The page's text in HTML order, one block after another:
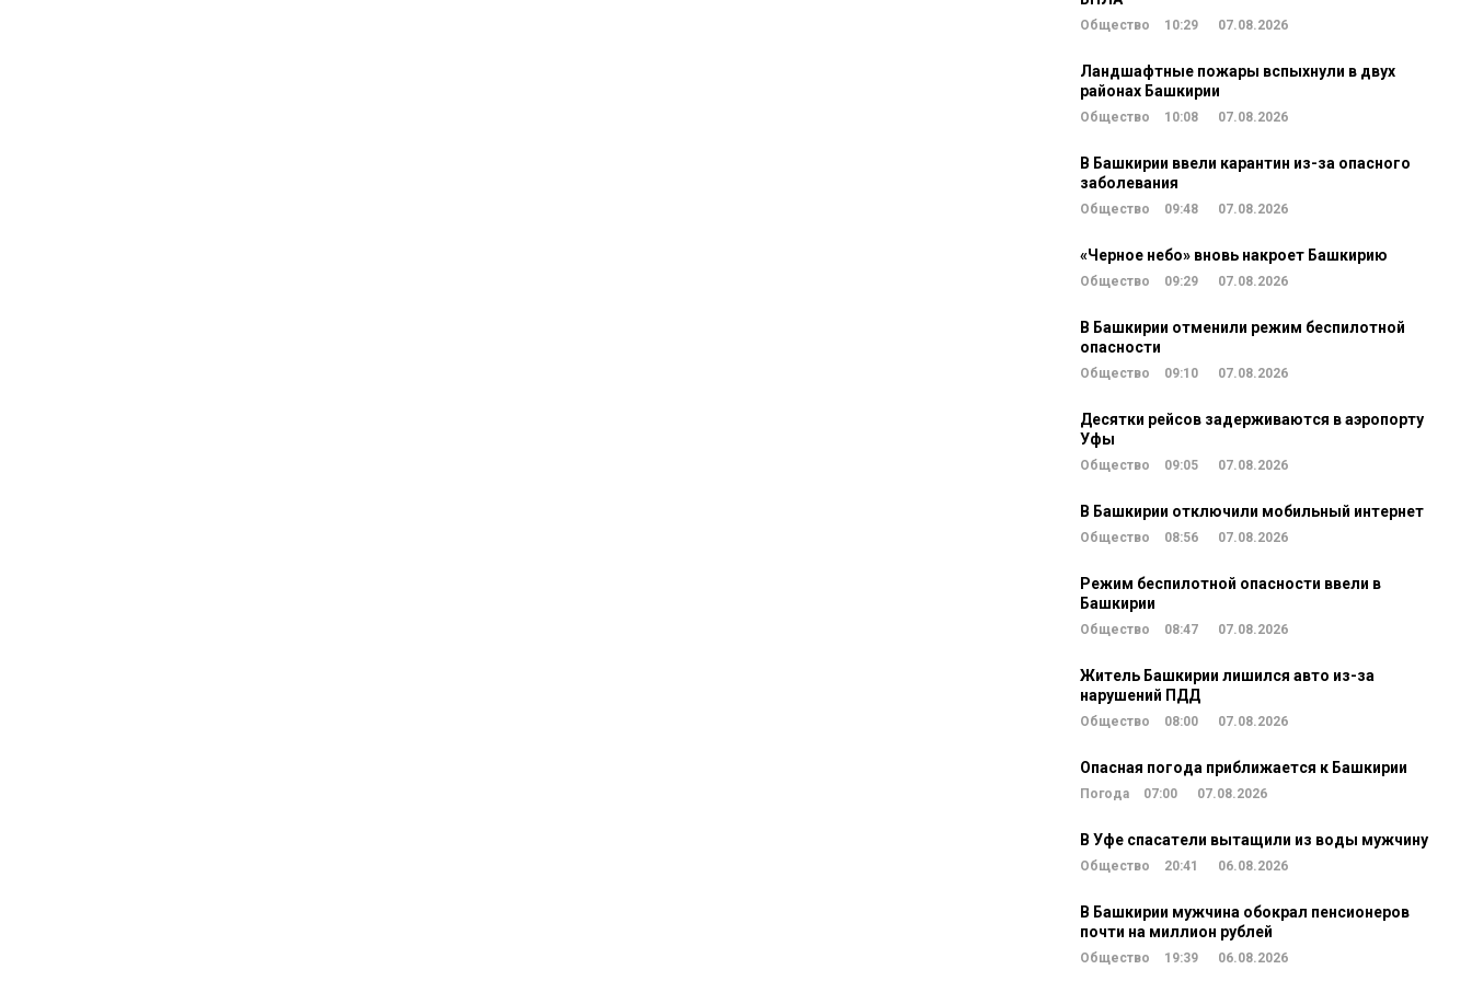
Общество 10:29 07.08.2026
Ландшафтные пожары вспыхнули в двух
районах Башкирии
Общество 10:08 07.08.2026
В Башкирии ввели карантин из-за опасного
заболевания
Общество 09:48 07.08.2026
«Черное небо» вновь накроет Башкирию
Общество 09:29 07.08.2026
В Башкирии отменили режим беспилотной
опасности
Общество 09:10 07.08.2026
Десятки рейсов задерживаются в аэропорту
Уфы
Общество 09:05 07.08.2026
В Башкирии отключили мобильный интернет
Общество 08:56 07.08.2026
Режим беспилотной опасности ввели в
Башкирии
Общество 08:47 07.08.2026
Житель Башкирии лишился авто из-за
нарушений ПДД
Общество 08:00 07.08.2026
Опасная погода приближается к Башкирии
Погода 07:00 07.08.2026
В Уфе спасатели вытащили из воды мужчину
Общество 20:41 06.08.2026
В Башкирии мужчина обокрал пенсионеров
почти на миллион рублей
Общество 19:39 06.08.2026